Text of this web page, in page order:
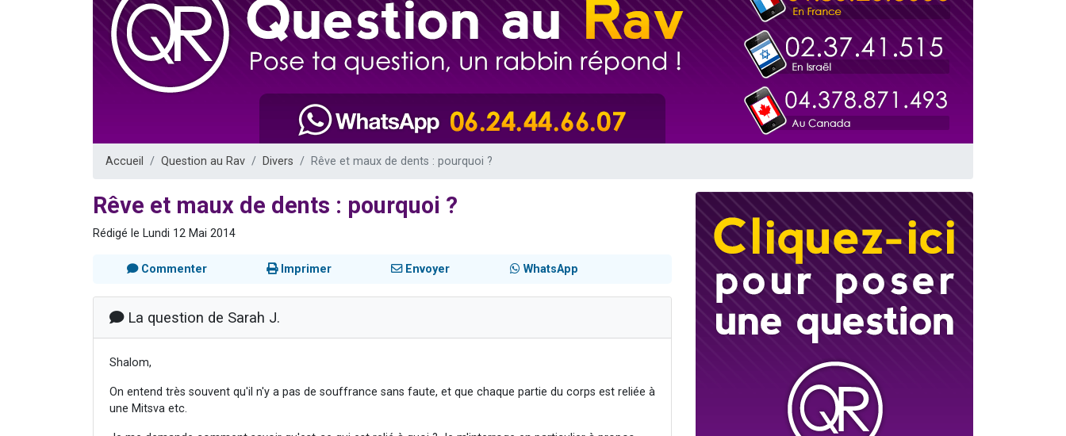
Il reste 49 places pour étudier en groupe sur Zoom
2 personnes viennent de nous rejoindre sur WhatsApp
2 nouvelles musiques dans Torah-Box Music
6 personnes viennent de nous rejoindre sur WhatsApp
Accueil Question au Rav Divers Rêve et maux de dents : pourquoi ?
Rêve et maux de dents : pourquoi ?
Rédigé le Lundi 12 Mai 2014
Commenter Imprimer Envoyer WhatsApp
La question de Sarah J.
Shalom,
On entend très souvent qu'il n'y a pas de souffrance sans faute, et que chaque partie du corps est reliée à
une Mitsva etc.